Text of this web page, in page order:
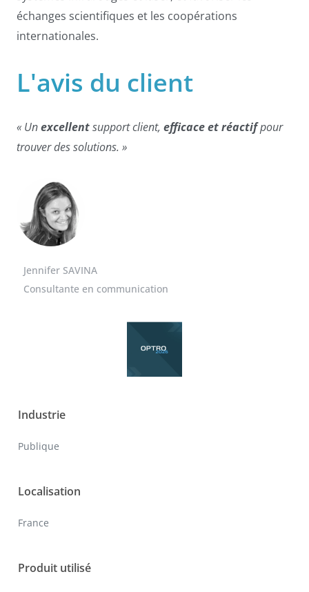
échanges scientifiques et les coopérations
internationales.
L'avis du client
« Unexcellentsupport client, efficace et réactifpour
trouver des solutions. »
Jennifer SAVINA
Consultante en communication
Industrie
Publique
Localisation
France
Produit utilisé